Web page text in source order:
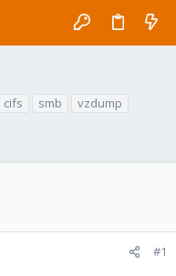
cifs smb vzdump
#1